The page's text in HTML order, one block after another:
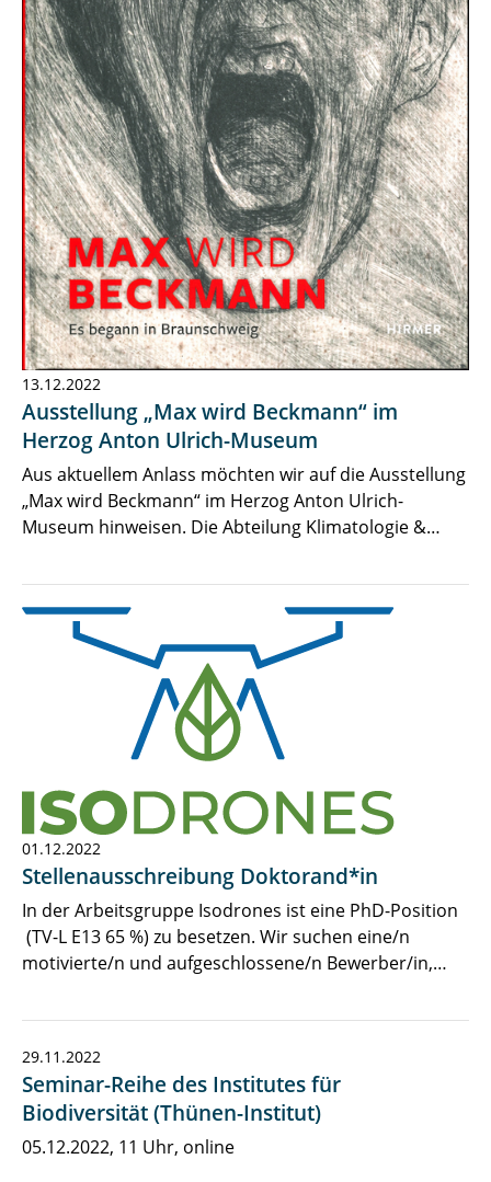
13.12.2022
Ausstellung „Max wird Beckmann“ im
Herzog Anton Ulrich-Museum
Aus aktuellem Anlass möchten wir auf die Ausstellung
„Max wird Beckmann“ im Herzog Anton Ulrich-
Museum hinweisen. Die Abteilung Klimatologie &…
01.12.2022
Stellenausschreibung Doktorand*in
In der Arbeitsgruppe Isodrones ist eine PhD-Position
(TV-L E13 65 %) zu besetzen. Wir suchen eine/n
motivierte/n und aufgeschlossene/n Bewerber/in,…
29.11.2022
Seminar-Reihe des Institutes für
Biodiversität (Thünen-Institut)
05.12.2022, 11 Uhr, online